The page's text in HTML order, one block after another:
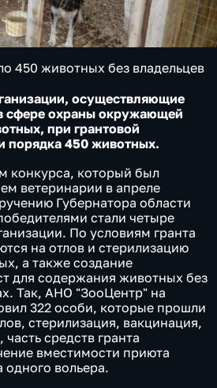
450 животных без владельцев
осуществляющие
сфере охраны окружающей
при грантовой
порядка 450 животных.
конкурса, который был
ветеринарии в апреле
Губернатора области
стали четыре
По условиям гранта
на отлов и стерилизацию
а также создание
для содержания животных без
Так, АНО "ЗооЦентр" на
322 особи, которые прошли
стерилизация, вакцинация,
средств гранта
вместимости приюта
одного вольера.